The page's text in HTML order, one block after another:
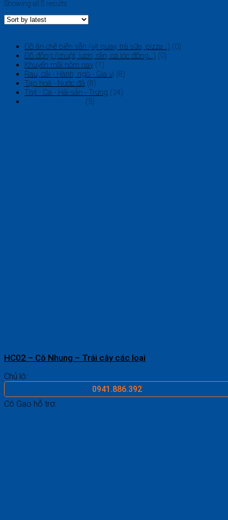
Showing all 5 results
Đồ ăn chế biến sẵn (vịt quay, trà sữa, pizza...) (0)
Đồ đồng (chuột, lươn, rắn, cá lóc đồng...) (0)
Khuyến mãi hôm nay (1)
Rau, cải - Hành, ngò - Gia vị (8)
Tạp hoá - Nước đá (8)
Thịt - Cá - Hải sản - Trứng (24)
(5)
HC02 – Cô Nhung – Trái cây các loại
Chủ lô:
0941.886.392
Cô Gạo hỗ trợ: